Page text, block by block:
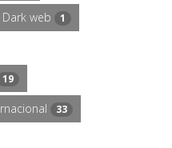
Dark web 1
19
33